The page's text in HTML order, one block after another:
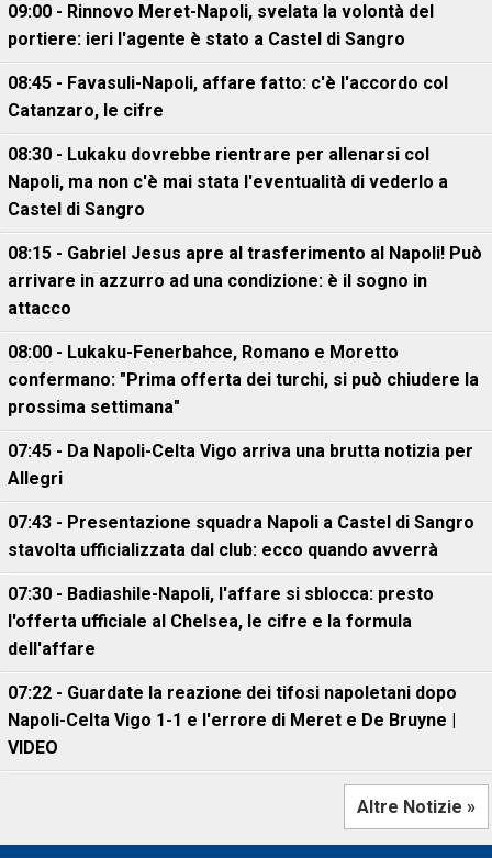
09:00 - Rinnovo Meret-Napoli, svelata la volontà del
portiere: ieri l'agente è stato a Castel di Sangro
08:45 - Favasuli-Napoli, affare fatto: c'è l'accordo col
Catanzaro, le cifre
08:30 - Lukaku dovrebbe rientrare per allenarsi col
Napoli, ma non c'è mai stata l'eventualità di vederlo a
Castel di Sangro
08:15 - Gabriel Jesus apre al trasferimento al Napoli! Può
arrivare in azzurro ad una condizione: è il sogno in
attacco
08:00 - Lukaku-Fenerbahce, Romano e Moretto
confermano: "Prima offerta dei turchi, si può chiudere la
prossima settimana"
07:45 - Da Napoli-Celta Vigo arriva una brutta notizia per
Allegri
07:43 - Presentazione squadra Napoli a Castel di Sangro
stavolta ufficializzata dal club: ecco quando avverrà
07:30 - Badiashile-Napoli, l'affare si sblocca: presto
l'offerta ufficiale al Chelsea, le cifre e la formula
dell'affare
07:22 - Guardate la reazione dei tifosi napoletani dopo
Napoli-Celta Vigo 1-1 e l'errore di Meret e De Bruyne |
VIDEO
Altre Notizie »